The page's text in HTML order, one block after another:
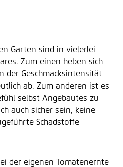
Garten sind in vielerlei
Zum einen heben sich
der Geschmacksintensität
ab. Zum anderen ist es
selbst Angebautes zu
auch sicher sein, keine
Schadstoffe
der eigenen Tomatenernte